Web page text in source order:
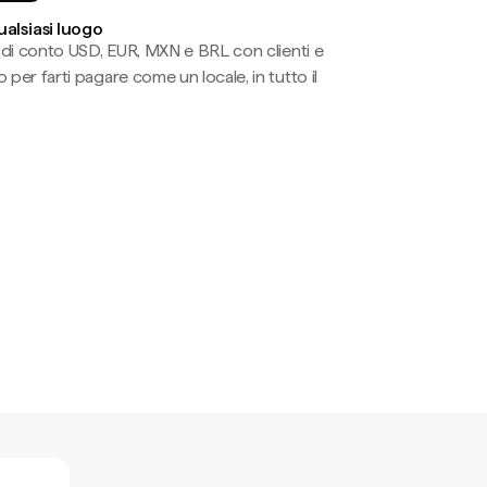
luogo
conto USD, EUR, MXN e BRL con clienti e
farti pagare come un locale, in tutto il